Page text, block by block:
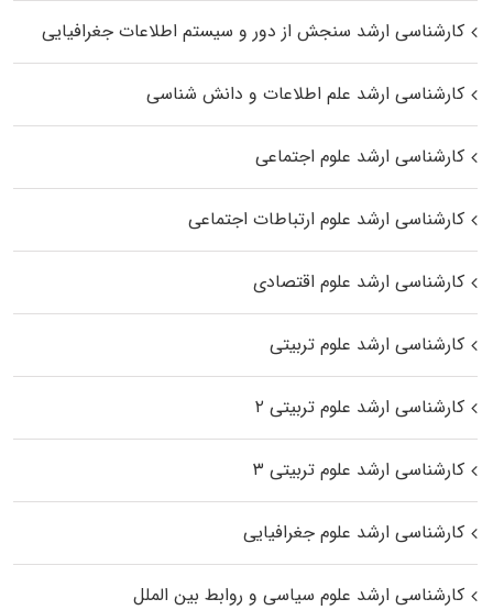
کارشناسی ارشد سنجش از دور و سیستم اطلاعات جغرافیایی
کارشناسی ارشد علم اطلاعات و دانش شناسی
کارشناسی ارشد علوم اجتماعی
کارشناسی ارشد علوم ارتباطات اجتماعی
کارشناسی ارشد علوم اقتصادی
کارشناسی ارشد علوم تربیتی
کارشناسی ارشد علوم تربیتی ۲
کارشناسی ارشد علوم تربیتی ۳
کارشناسی ارشد علوم جغرافیایی
کارشناسی ارشد علوم سیاسی و روابط بین الملل